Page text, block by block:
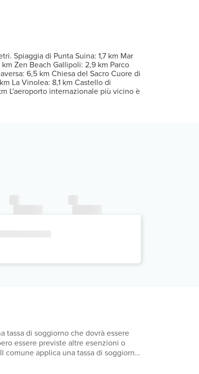
Spiaggia di Punta Suina: 1,7 km Mar
Zen Beach Gallipoli: 2,9 km Parco
6,5 km Chiesa del Sacro Cuore di
La Vinolea: 8,1 km Castello di
L'aeroporto internazionale più vicino è
copriletto in piuma e biancheria da letto di alta
all'aperto. Questo affittacamere propone,
avranno a disposizione una navetta da e per
nella tua stanza e richiedere il servizio in camera
tassa di soggiorno che dovrà essere
essere previste altre esenzioni o
applica una tassa di soggiorno: